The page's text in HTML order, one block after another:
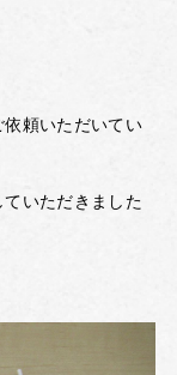
頼いただいてい
いただきました